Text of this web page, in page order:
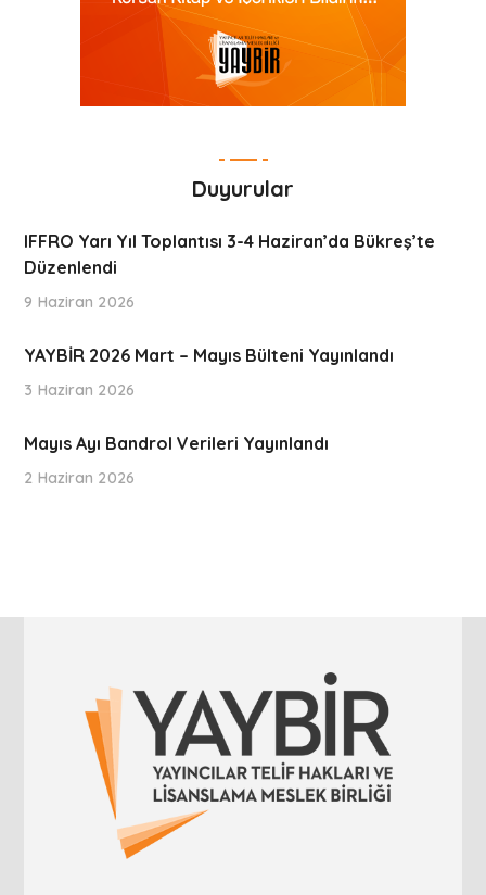
Duyurular
IFFRO Yarı Yıl Toplantısı 3-4 Haziran’da Bükreş’te
Düzenlendi
9 Haziran 2026
YAYBİR 2026 Mart – Mayıs Bülteni Yayınlandı
3 Haziran 2026
Mayıs Ayı Bandrol Verileri Yayınlandı
2 Haziran 2026